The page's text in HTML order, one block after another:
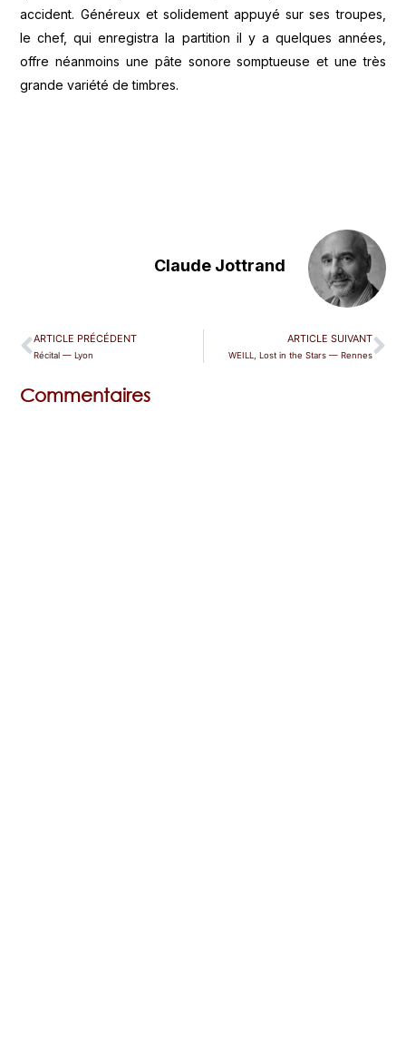
accident. Généreux et solidement appuyé sur ses troupes,
le chef, qui enregistra la partition il y a quelques années,
offre néanmoins une pâte sonore somptueuse et une très
grande variété de timbres.
Claude Jottrand
ARTICLE PRÉCÉDENT
Récital — Lyon
ARTICLE SUIVANT
WEILL, Lost in the Stars — Rennes
Commentaires